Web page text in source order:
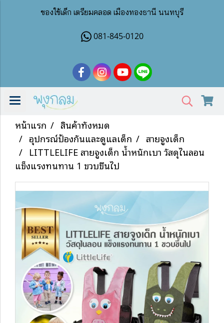
ของใช้เด็ก เตรียมคลอด เมืองทองธานี นนทบุรี
081-845-0120
หน้าแรก
สินค้าทั้งหมด
อุปกรณ์ป้องกันและดูแลเด็ก
สายจูงเด็ก
LITTLELIFE สายจูงเด็ก น้ำหนักเบา วัสดุไนลอน
แข็งแรงทนทาน 1 ขวบขึ้นไป